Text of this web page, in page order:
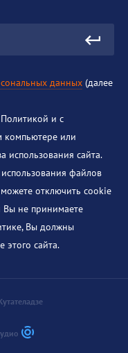
данных (далее
Политикой и с
или
использования сайта.
файлов
отключить cookie
Вы не принимаете
Вы должны
этого сайта.